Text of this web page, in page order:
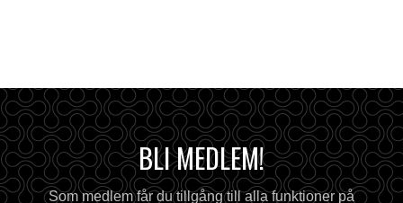
BLI MEDLEM!
Som medlem får du tillgång till alla funktioner på